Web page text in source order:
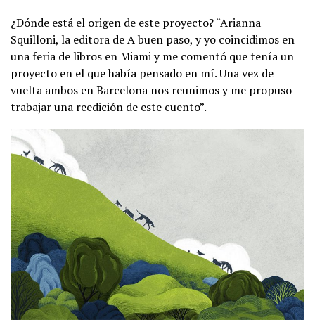
¿Dónde está el origen de este proyecto? “Arianna
Squilloni, la editora de A buen paso, y yo coincidimos en
una feria de libros en Miami y me comentó que tenía un
proyecto en el que había pensado en mí. Una vez de
vuelta ambos en Barcelona nos reunimos y me propuso
trabajar una reedición de este cuento”.